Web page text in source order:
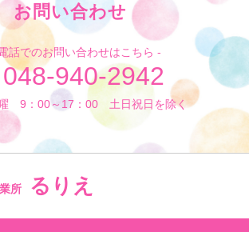
お問い合わせ
話でのお問い合わせはこちら -
048-940-2942
曜 9：00～17：00 土日祝日を除く
所 るりえ